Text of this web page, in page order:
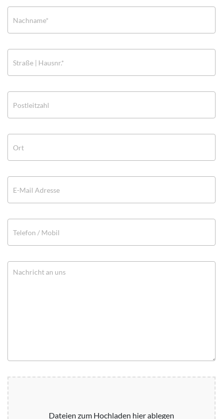
Dateien zum Hochladen hier ablegen